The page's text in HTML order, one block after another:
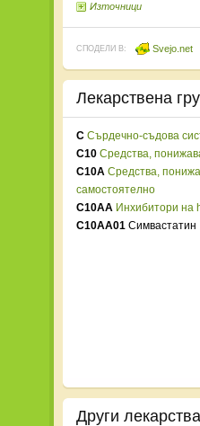
Източници
СПОДЕЛИ В: Svejo.net
Лекарствена
C Сърдечно-съдова
C10 Средства,
C10A Средства,
самостоятелно
C10AA Инхибитори на
C10AA01 Симвастатин
Други